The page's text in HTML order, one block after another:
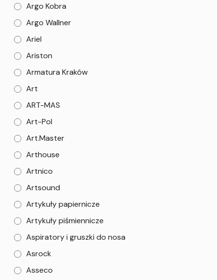
Argo Kobra
Argo Wallner
Ariel
Ariston
Armatura Kraków
Art
ART-MAS
Art-Pol
Art.Master
Arthouse
Artnico
Artsound
Artykuły papiernicze
Artykuły piśmiennicze
Aspiratory i gruszki do nosa
Asrock
Asseco